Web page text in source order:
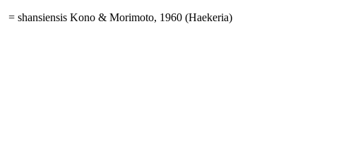
= shansiensis Kono & Morimoto, 1960 (Haekeria)